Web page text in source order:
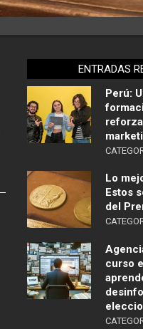
ENTRADAS
Perú:
Lo
Estos
del
curso